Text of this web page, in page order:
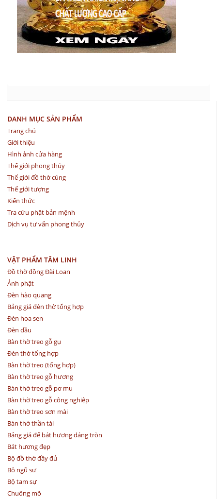
DANH MỤC SẢN PHẨM
Trang chủ
Giới thiệu
Hình ảnh cửa hàng
Thế giới phong thủy
Thế giới đồ thờ cúng
Thế giới tượng
Kiến thức
Tra cứu phật bản mệnh
Dịch vụ tư vấn phong thủy
VẬT PHẨM TÂM LINH
Đồ thờ đồng Đài Loan
Ảnh phật
Đèn hào quang
Bảng giá đèn thờ tổng hợp
Đèn hoa sen
Đèn dầu
Bàn thờ treo gỗ gụ
Đèn thờ tổng hợp
Bàn thờ treo (tổng hợp)
Bàn thờ treo gỗ hương
Bàn thờ treo gỗ pơ mu
Bàn thờ treo gỗ công nghiệp
Bàn thờ treo sơn mài
Bàn thờ thần tài
Bảng giá đế bát hương dáng tròn
Bát hương đẹp
Bộ đồ thờ đầy đủ
Bộ ngũ sự
Bộ tam sự
Chuông mõ